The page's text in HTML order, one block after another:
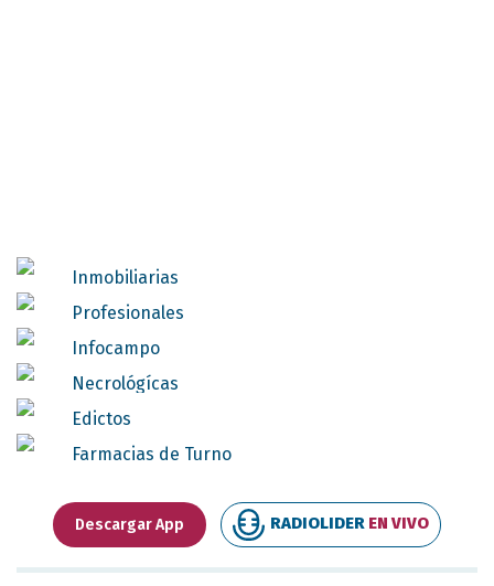
Inmobiliarias
Profesionales
Infocampo
Necrológícas
Edictos
Farmacias de Turno
Descargar App RADIOLIDER EN VIVO